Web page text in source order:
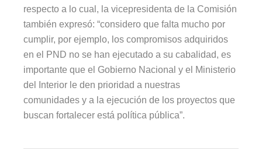
respecto a lo cual, la vicepresidenta de la Comisión
también expresó: “considero que falta mucho por
cumplir, por ejemplo, los compromisos adquiridos
en el PND no se han ejecutado a su cabalidad, es
importante que el Gobierno Nacional y el Ministerio
del Interior le den prioridad a nuestras
comunidades y a la ejecución de los proyectos que
buscan fortalecer está política pública”.